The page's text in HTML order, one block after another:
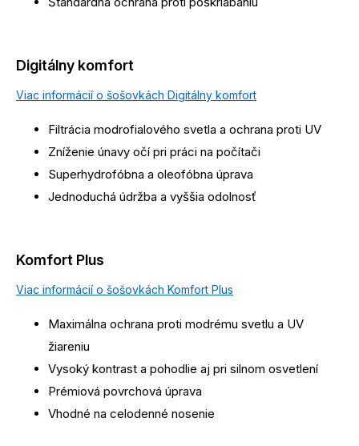
Digitálny komfort
Viac informácií o šošovkách Digitálny komfort
Filtrácia modrofialového svetla a ochrana proti UV
Zníženie únavy očí pri práci na počítači
Superhydrofóbna a oleofóbna úprava
Jednoduchá údržba a vyššia odolnosť
Komfort Plus
Viac informácií o šošovkách Komfort Plus
Maximálna ochrana proti modrému svetlu a UV
žiareniu
Vysoký kontrast a pohodlie aj pri silnom osvetlení
Prémiová povrchová úprava
Vhodné na celodenné nosenie